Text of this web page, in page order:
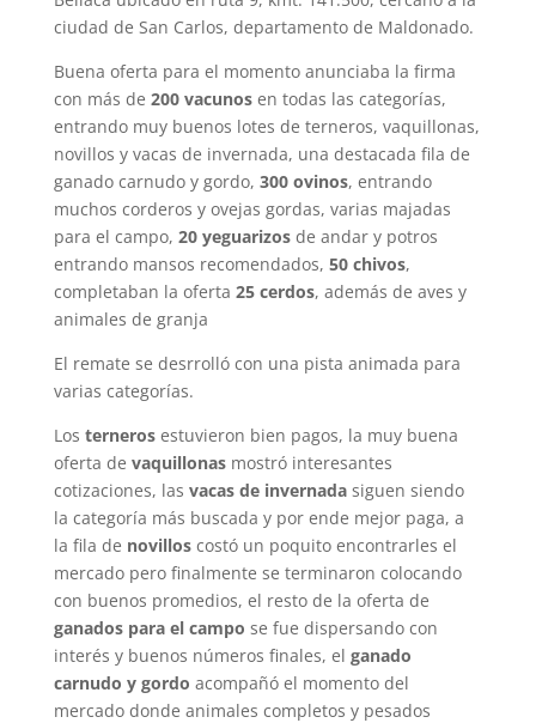
ciudad de San Carlos, departamento de Maldonado.
Buena oferta para el momento anunciaba la firma
con más de 200 vacunosen todas las categorías,
entrando muy buenos lotes de terneros, vaquillonas,
novillos y vacas de invernada, una destacada fila de
ganado carnudo y gordo, 300 ovinos, entrando
muchos corderos y ovejas gordas, varias majadas
para el campo, 20 yeguarizosde andar y potros
entrando mansos recomendados, 50 chivos,
completaban la oferta 25 cerdos, además de aves y
animales de granja
El remate se desrrolló con una pista animada para
varias categorías.
Los ternerosestuvieron bien pagos, la muy buena
oferta de vaquillonasmostró interesantes
cotizaciones, las vacas de invernadasiguen siendo
la categoría más buscada y por ende mejor paga, a
la fila de novilloscostó un poquito encontrarles el
mercado pero finalmente se terminaron colocando
con buenos promedios, el resto de la oferta de
ganados para el campo se fue dispersando con
interés y buenos números finales, el ganado
carnudo y gordo acompañó el momento del
mercado donde animales completos y pesados